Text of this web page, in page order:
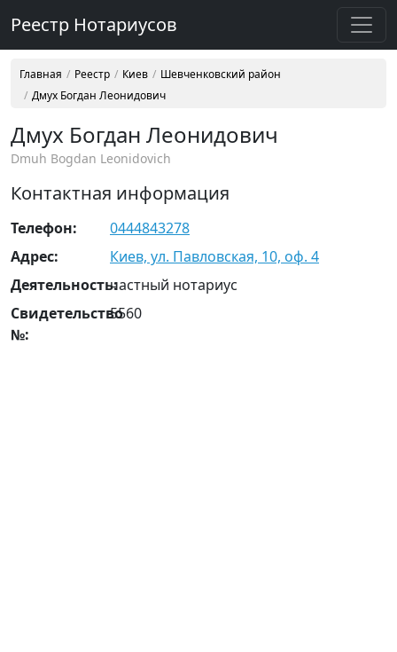
Реестр Нотариусов
Главная Реестр Киев
Шевченковский район
Дмух Богдан Леонидович
Дмух Богдан Леонидович
Dmuh Bogdan Leonidovich
Контактная информация
Телефон:
0444843278
Адрес:
Киев, ул. Павловская, 10, оф. 4
Деятельность:частный нотариус
Свидетельство
№:
5560